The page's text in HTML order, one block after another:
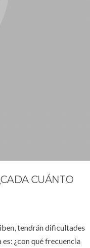
CUÁNTO
tendrán dificultades
¿con qué frecuencia